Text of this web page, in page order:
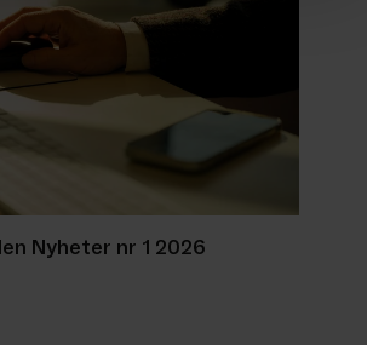
Nyheter nr 1 2026